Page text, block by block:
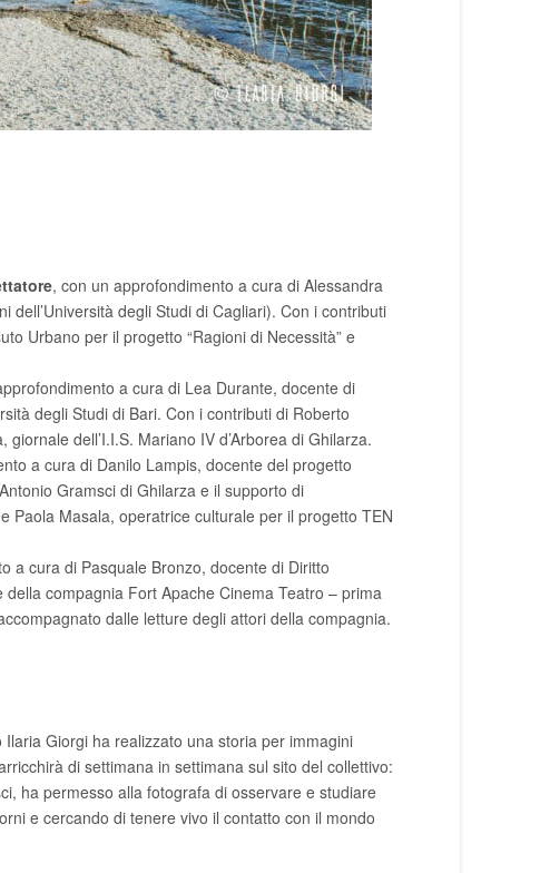
, con un approfondimento a cura di Alessandra
degli Studi di Cagliari). Con i contributi
Urbano per il progetto “Ragioni di Necessità” e
a cura di Lea Durante, docente di
degli Studi di Bari. Con i contributi di Roberto
dell’I.I.S. Mariano IV d’Arborea di Ghilarza.
a cura di Danilo Lampis, docente del progetto
Gramsci di Ghilarza e il supporto di
Paola Masala, operatrice culturale per il progetto TEN
a cura di Pasquale Bronzo, docente di Diritto
compagnia Fort Apache Cinema Teatro – prima
dalle letture degli attori della compagnia.
Giorgi ha realizzato una storia per immagini
di settimana in settimana sul sito del collettivo:
ha permesso alla fotografa di osservare e studiare
e cercando di tenere vivo il contatto con il mondo